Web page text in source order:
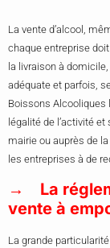
La vente d’alcool,
chaque entreprise
la livraison à
adéquate et parfois,
Boissons Alcooliques
légalité de l’activité
mairie ou auprès de
les entreprises à de
La
vente à
La grande